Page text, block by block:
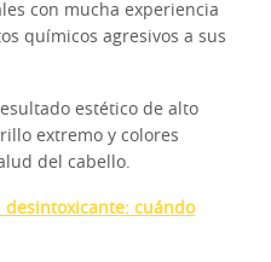
con mucha experiencia
químicos agresivos a sus
estético de alto
extremo y colores
del cabello.
desintoxicante: cuándo